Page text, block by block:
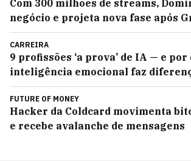
Com 300 milhões de streams,
negócio e projeta nova fase após
CARREIRA
9 profissões ‘a prova’ de IA — e por
inteligência emocional faz
FUTURE OF MONEY
Hacker da Coldcard movimenta
e recebe avalanche de mensagens